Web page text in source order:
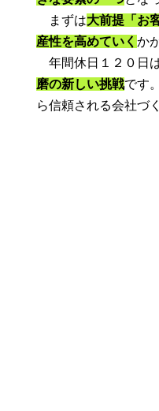
まずは大前提「お
産性を高めていく か
年間休日１２０日
磨の新しい挑戦です
ら信頼される会社づ